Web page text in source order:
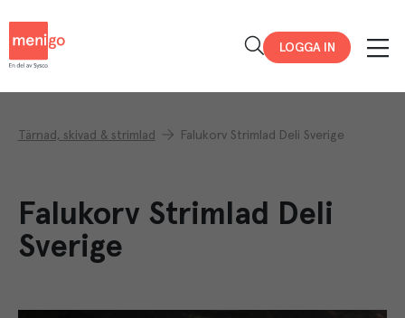
LOGGA IN
Tärnad, skivad & strimlad Falukorv Strimlad Deli Sverige
Falukorv Strimlad Deli
Sverige